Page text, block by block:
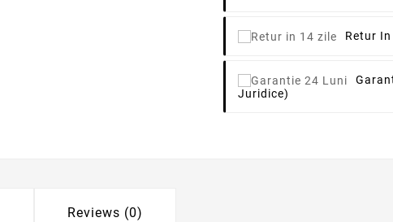
Retur
Juridice)
Reviews (0)